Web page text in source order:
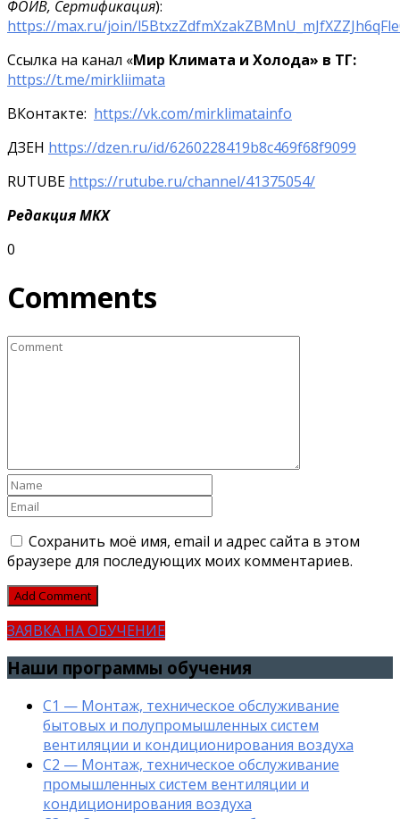
ФОИВ, Сертификация):
https://max.ru/join/
Ссылка на канал «Мир Климата и Холода» в ТГ:
https://t.me/mirkliimata
ВКонтакте: https://vk.com/mirklimatainfo
ДЗЕН https://dzen.ru/id/6260228419b8c469f68f9099
RUTUBE https://rutube.ru/channel/41375054/
Редакция МКХ
0
Comments
Сохранить моё имя, email и адрес сайта в этом
браузере для последующих моих комментариев.
ЗАЯВКА НА ОБУЧЕНИЕ
Наши программы обучения
С1 — Монтаж, техническое обслуживание
бытовых и полупромышленных систем
вентиляции и кондиционирования воздуха
С2 — Монтаж, техническое обслуживание
промышленных систем вентиляции и
кондиционирования воздуха